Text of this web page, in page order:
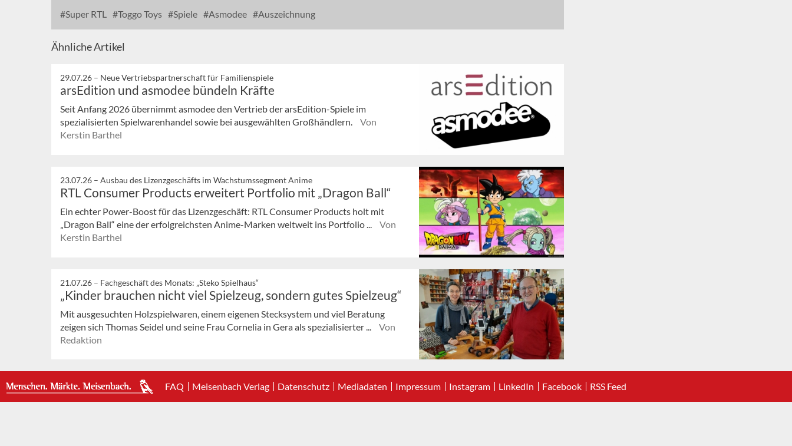
Super RTL Toggo Toys Spiele Asmodee Auszeichnung
Ähnliche Artikel
29.07.26 – Neue Vertriebspartnerschaft für Familienspiele
arsEdition und asmodee bündeln Kräfte
Seit Anfang 2026 übernimmt asmodee den Vertrieb der arsEdition-Spiele im
spezialisierten Spielwarenhandel sowie bei ausgewählten Großhändlern.
Von
Kerstin Barthel
23.07.26 – Ausbau des Lizenzgeschäfts im Wachstumssegment Anime
RTL Consumer Products erweitert Portfolio mit „Dragon Ball“
Ein echter Power-Boost für das Lizenzgeschäft: RTL Consumer Products holt mit
„Dragon Ball“ eine der erfolgreichsten Anime-Marken weltweit ins Portfolio ...
Von
Kerstin Barthel
21.07.26 – Fachgeschäft des Monats: „Steko Spielhaus“
„Kinder brauchen nicht viel Spielzeug, sondern gutes Spielzeug“
Mit ausgesuchten Holzspielwaren, einem eigenen Stecksystem und viel Beratung
zeigen sich Thomas Seidel und seine Frau Cornelia in Gera als spezialisierter ...
Von
Redaktion
FAQ Meisenbach Verlag Datenschutz Mediadaten Impressum Instagram LinkedIn Facebook RSS Feed